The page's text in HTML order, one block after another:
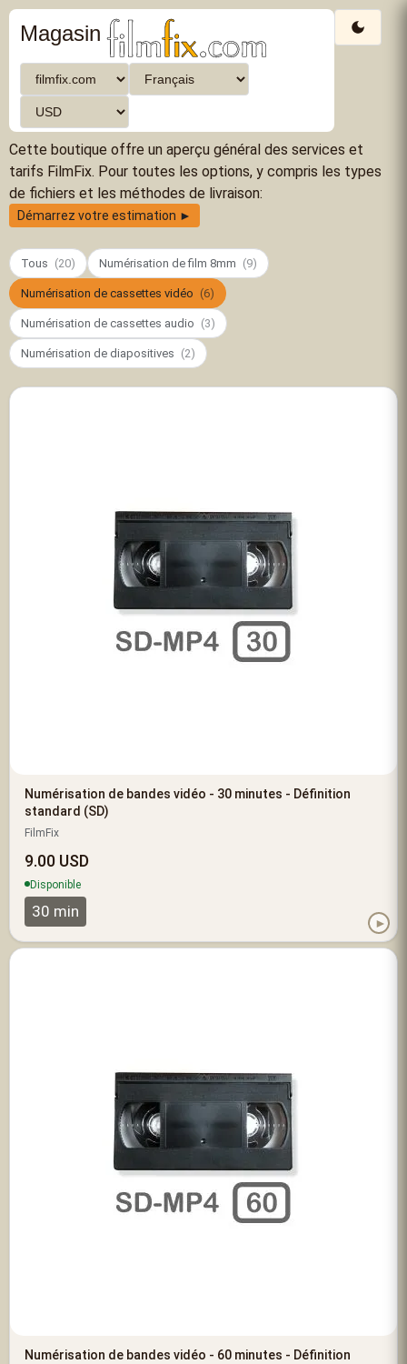
Magasin
Cette boutique offre un aperçu général des services et
tarifs FilmFix. Pour toutes les options, y compris les types
de fichiers et les méthodes de livraison:
Démarrez votre estimation ►
Tous (20) Numérisation de film 8mm (9)
Numérisation de cassettes vidéo (6)
Numérisation de cassettes audio (3)
Numérisation de diapositives (2)
Numérisation de bandes vidéo - 30 minutes - Définition
standard (SD)
FilmFix
9.00 USD
Disponible
30 min
►
Numérisation de bandes vidéo - 60 minutes - Définition